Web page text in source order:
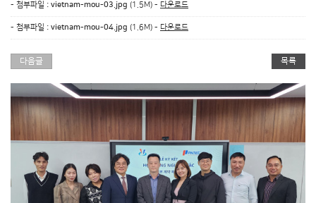
- 첨부파일 : vietnam-mou-03.jpg (1.5M) - 다운로드
- 첨부파일 : vietnam-mou-04.jpg (1.6M) - 다운로드
다음글 목록